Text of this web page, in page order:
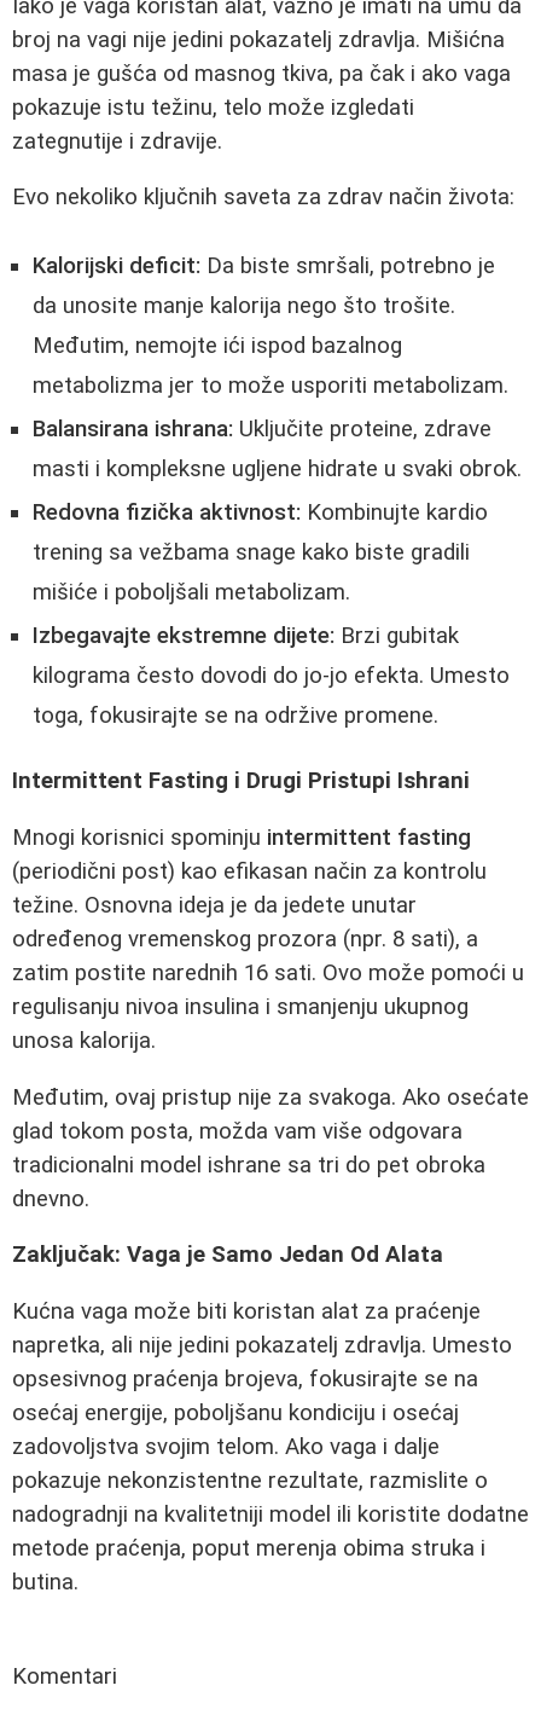
Iako je vaga koristan alat, važno je imati na umu da
broj na vagi nije jedini pokazatelj zdravlja. Mišićna
masa je gušća od masnog tkiva, pa čak i ako vaga
pokazuje istu težinu, telo može izgledati
zategnutije i zdravije.
Evo nekoliko ključnih saveta za zdrav način života:
Kalorijski deficit: Da biste smršali, potrebno je
da unosite manje kalorija nego što trošite.
Međutim, nemojte ići ispod bazalnog
metabolizma jer to može usporiti metabolizam.
Balansirana ishrana: Uključite proteine, zdrave
masti i kompleksne ugljene hidrate u svaki obrok.
Redovna fizička aktivnost: Kombinujte kardio
trening sa vežbama snage kako biste gradili
mišiće i poboljšali metabolizam.
Izbegavajte ekstremne dijete: Brzi gubitak
kilograma često dovodi do jo-jo efekta. Umesto
toga, fokusirajte se na održive promene.
Intermittent Fasting i Drugi Pristupi Ishrani
Mnogi korisnici spominju intermittent fasting
(periodični post) kao efikasan način za kontrolu
težine. Osnovna ideja je da jedete unutar
određenog vremenskog prozora (npr. 8 sati), a
zatim postite narednih 16 sati. Ovo može pomoći u
regulisanju nivoa insulina i smanjenju ukupnog
unosa kalorija.
Međutim, ovaj pristup nije za svakoga. Ako osećate
glad tokom posta, možda vam više odgovara
tradicionalni model ishrane sa tri do pet obroka
dnevno.
Zaključak: Vaga je Samo Jedan Od Alata
Kućna vaga može biti koristan alat za praćenje
napretka, ali nije jedini pokazatelj zdravlja. Umesto
opsesivnog praćenja brojeva, fokusirajte se na
osećaj energije, poboljšanu kondiciju i osećaj
zadovoljstva svojim telom. Ako vaga i dalje
pokazuje nekonzistentne rezultate, razmislite o
nadogradnji na kvalitetniji model ili koristite dodatne
metode praćenja, poput merenja obima struka i
butina.
Komentari